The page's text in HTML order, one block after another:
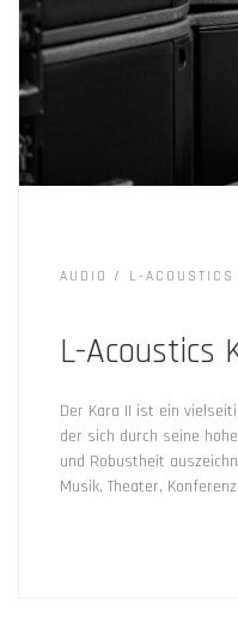
AUDIO L-ACOUSTICS
L-Acoustics
Der Kara II ist ein
der sich durch seine
und Robustheit
Musik, Theater,